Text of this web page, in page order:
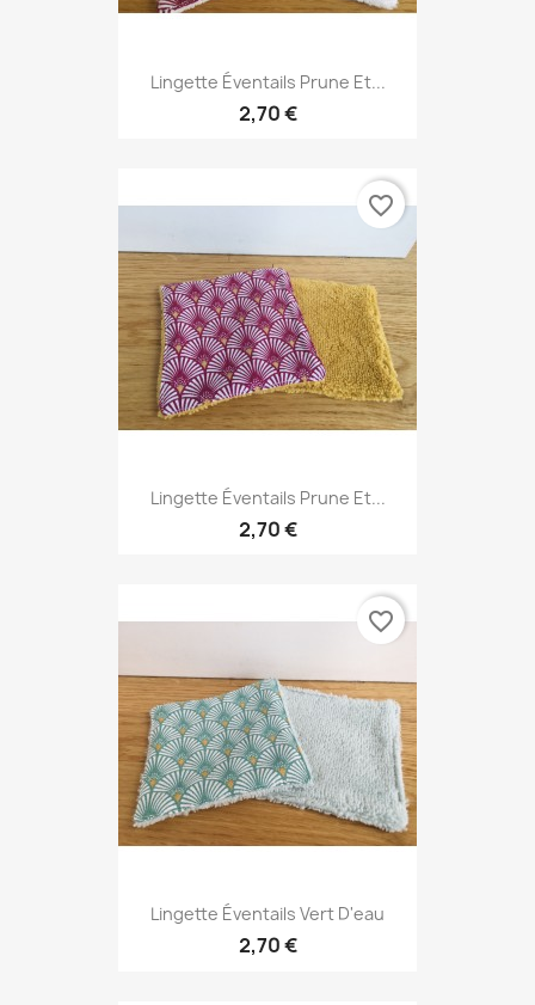
Lingette Éventails Prune Et...
2,70 €
Lingette Éventails Prune Et...
2,70 €
favorite_border
Lingette Éventails Vert D'eau
2,70 €
favorite_border